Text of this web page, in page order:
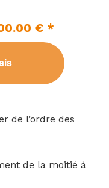
€ *
de l’ordre des
de la moitié à